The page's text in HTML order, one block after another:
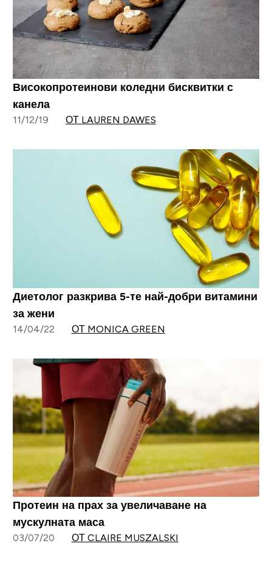
Високопротеинови коледни бисквитки с
канела
11/12/19 ОТ LAUREN DAWES
Диетолог разкрива 5-те най-добри витамини
за жени
14/04/22 ОТ MONICA GREEN
Протеин на прах за увеличаване на
мускулната маса
03/07/20 ОТ CLAIRE MUSZALSKI